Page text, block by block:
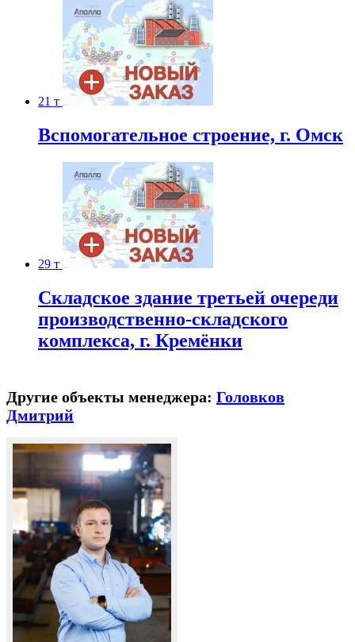
21 т
Вспомогательное строение, г. Омск
29 т
Складское здание третьей очереди
производственно-складского
комплекса, г. Кремёнки
Другие объекты менеджера: Головков
Дмитрий